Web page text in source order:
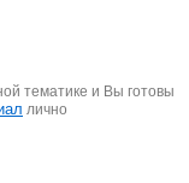
тематике и Вы готовы
лично